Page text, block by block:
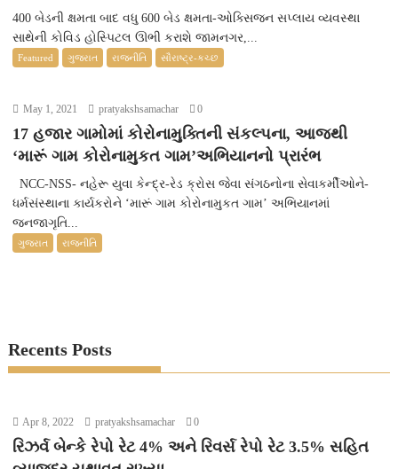
400 બેડની ક્ષમતા બાદ વધુ 600 બેડ ક્ષમતા-ઓક્સિજન સપ્લાય વ્યવસ્થા
સાથેની કોવિડ હોસ્પિટલ ઊભી કરાશે જામનગર,...
Featured ગુજરાત રાજનીતિ સૌરાષ્ટ્ર-કચ્છ
May 1, 2021 pratyakshsamachar 0
17 હજાર ગામોમાં કોરોનામુક્તિની સંકલ્પના, આજથી
‘મારૂં ગામ કોરોનામુકત ગામ’અભિયાનનો પ્રારંભ
NCC-NSS- નહેરૂ યુવા કેન્દ્ર-રેડ ક્રોસ જેવા સંગઠનોના સેવાકર્મીઓને-
ધર્મસંસ્થાના કાર્યકરોને ‘મારૂં ગામ કોરોનામુકત ગામ’ અભિયાનમાં
જનજાગૃતિ...
ગુજરાત રાજનીતિ
Recents Posts
Apr 8, 2022 pratyakshsamachar 0
રિઝર્વ બેન્કે રેપો રેટ 4% અને રિવર્સ રેપો રેટ 3.5% સહિત